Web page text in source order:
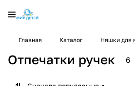
Главная Каталог Няшки для
Отпечатки ручек 6